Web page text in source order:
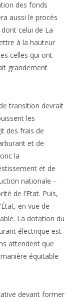
des fonds
aussi le procès
celui de La
à la hauteur
celles qui ont
grandement
transition devrait
les
des frais de
et de
la
et de
nationale –
de l’Etat. Puis,
en vue de
La dotation du
électrique est
attendent que
équitable
devant former